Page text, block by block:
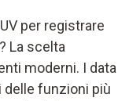
per registrare
La scelta
moderni. I data
delle funzioni più